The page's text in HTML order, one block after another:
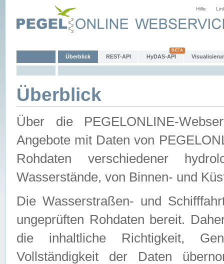
Hilfe
Überblick REST-API HyDAS-API
Überblick
Über die PEGELONLINE-
Angebote mit Daten von
Rohdaten verschiedener
Wasserstände, von Binnen- und
Die Wasserstraßen- und
ungeprüften Rohdaten bereit.
die inhaltliche Richtigkeit,
Vollständigkeit der Daten